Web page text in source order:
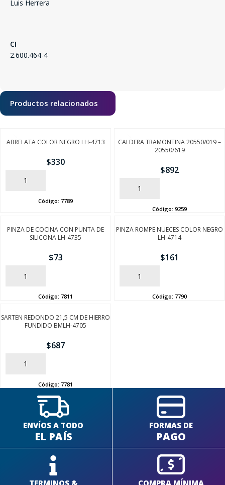
Luis Herrera
CI
2.600.464-4
Productos relacionados
ABRELATA COLOR NEGRO LH-4713
$330
AÑADIR
Código: 7789
CALDERA TRAMONTINA 20550/019 –
20550/619
$892
AÑADIR
Código: 9259
PINZA DE COCINA CON PUNTA DE
SILICONA LH-4735
$73
AÑADIR
Código: 7811
PINZA ROMPE NUECES COLOR NEGRO
LH-4714
$161
AÑADIR
Código: 7790
SARTEN REDONDO 21,5 CM DE HIERRO
FUNDIDO BMLH-4705
$687
AÑADIR
Código: 7781
ENVÍOS A TODO
EL PAÍS
FORMAS DE
PAGO
TERMINOS &
FINALIZÁ TU COMPRA